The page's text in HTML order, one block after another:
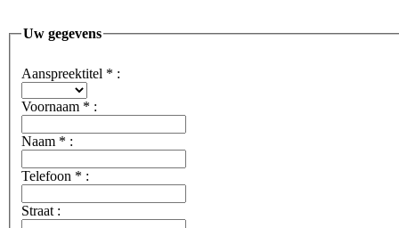
Uw gegevens
Aanspreektitel * :
Voornaam * :
Naam * :
Telefoon * :
Straat :